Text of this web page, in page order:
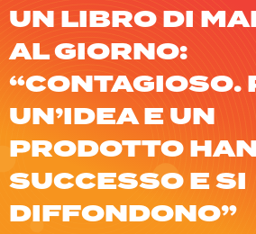
UN LIBRO DI
AL GIORNO:
“CONTAGIOSO.
UN’IDEA E UN
PRODOTTO
SUCCESSO E SI
DIFFONDONO”